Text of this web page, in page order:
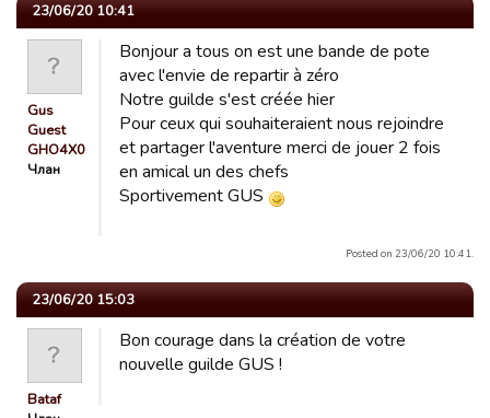
23/06/20 10:41
Gus
Guest
GHO4X0
Члан
Bonjour a tous on est une bande de pote
avec l'envie de repartir à zéro
Notre guilde s'est créée hier
Pour ceux qui souhaiteraient nous rejoindre
et partager l'aventure merci de jouer 2 fois
en amical un des chefs
Sportivement GUS
Posted on 23/06/20 10:41.
23/06/20 15:03
Bataf
Bon courage dans la création de votre
nouvelle guilde GUS !